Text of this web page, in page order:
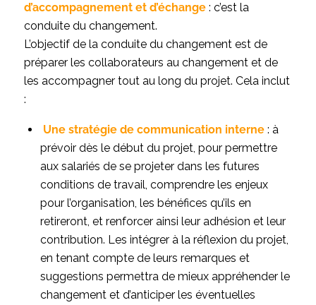
d’accompagnement et d’échange: c’est la
conduite du changement.
L’objectif de la conduite du changement est de
préparer les collaborateurs au changement et de
les accompagner tout au long du projet. Cela inclut
:
Une stratégie de communication interne: à
prévoir dès le début du projet, pour permettre
aux salariés de se projeter dans les futures
conditions de travail, comprendre les enjeux
pour l’organisation, les bénéfices qu’ils en
retireront, et renforcer ainsi leur adhésion et leur
contribution. Les intégrer à la réflexion du projet,
en tenant compte de leurs remarques et
suggestions permettra de mieux appréhender le
changement et d’anticiper les éventuelles